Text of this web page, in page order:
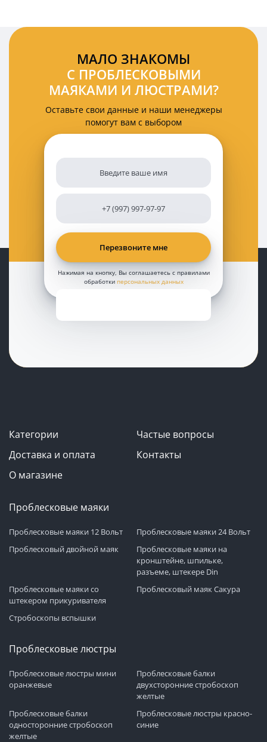
комплект
2
шт
МАЛО ЗНАКОМЫ
С ПРОБЛЕСКОВЫМИ
МАЯКАМИ И ЛЮСТРАМИ?
Оставьте свои данные и наши менеджеры
помогут вам с выбором
Нажимая на кнопку, Вы соглашаетесь с правилами
обработки персональных данных
Категории
Частые вопросы
Доставка и оплата
Контакты
О магазине
Проблесковые маяки
Проблесковые маяки 12 Вольт
Проблесковые маяки 24 Вольт
Проблесковый двойной маяк
Проблесковые маяки на
кронштейне, шпильке,
разъеме, штекере Din
Проблесковые маяки со
штекером прикуривателя
Проблесковый маяк Сакура
Стробоскопы вспышки
Проблесковые люстры
Проблесковые люстры мини
оранжевые
Проблесковые балки
двухсторонние стробоскоп
желтые
Проблесковые балки
односторонние стробоскоп
желтые
Проблесковые люстры красно-
синие